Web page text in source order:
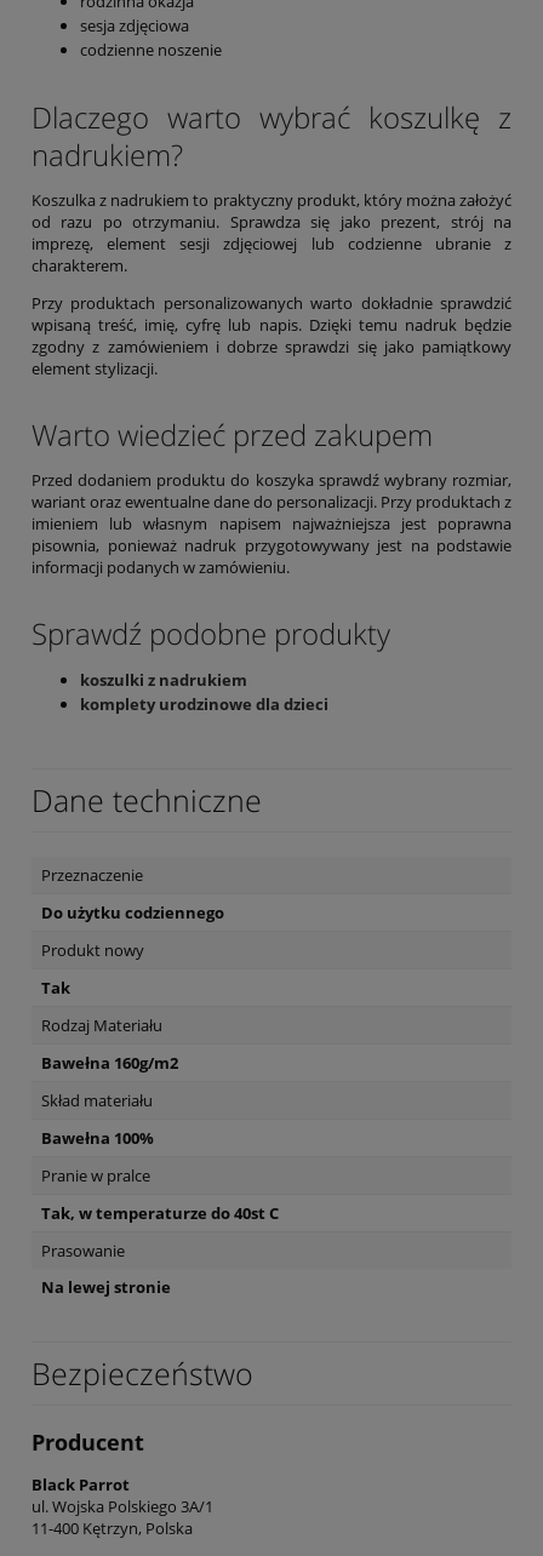
sesja zdjęciowa
codzienne noszenie
Dlaczego warto wybrać koszulkę z
nadrukiem?
Koszulka z nadrukiem to praktyczny produkt, który można założyć
od razu po otrzymaniu. Sprawdza się jako prezent, strój na
imprezę, element sesji zdjęciowej lub codzienne ubranie z
charakterem.
Przy produktach personalizowanych warto dokładnie sprawdzić
wpisaną treść, imię, cyfrę lub napis. Dzięki temu nadruk będzie
zgodny z zamówieniem i dobrze sprawdzi się jako pamiątkowy
element stylizacji.
Warto wiedzieć przed zakupem
Przed dodaniem produktu do koszyka sprawdź wybrany rozmiar,
wariant oraz ewentualne dane do personalizacji. Przy produktach z
imieniem lub własnym napisem najważniejsza jest poprawna
pisownia, ponieważ nadruk przygotowywany jest na podstawie
informacji podanych w zamówieniu.
Sprawdź podobne produkty
koszulki z nadrukiem
komplety urodzinowe dla dzieci
Dane techniczne
Przeznaczenie
Do użytku codziennego
Produkt nowy
Tak
Rodzaj Materiału
Bawełna 160g/m2
Skład materiału
Bawełna 100%
Pranie w pralce
Tak, w temperaturze do 40st C
Prasowanie
Na lewej stronie
Bezpieczeństwo
Producent
Black Parrot
ul. Wojska Polskiego 3A/1
11-400 Kętrzyn, Polska